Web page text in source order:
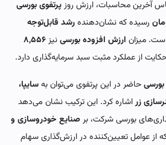
آخرین محاسبات، ارزش روزپرتفوی بورسی
رسیده که نشان‌دهندهرشد قابل‌توجه
میزان ارزش افزوده بورسینیز۸,۵۵۶
از عملکرد مثبت سبد سرمایه‌گذاری دارد.
حاضر در این پرتفوی می‌توان بهسایپا،
زراشاره کرد. این ترکیب نشان می‌دهد
بورسی شرکت، برصنایع خودروسازی و
از عوامل تعیین‌کننده در ارزش‌گذاری سهام